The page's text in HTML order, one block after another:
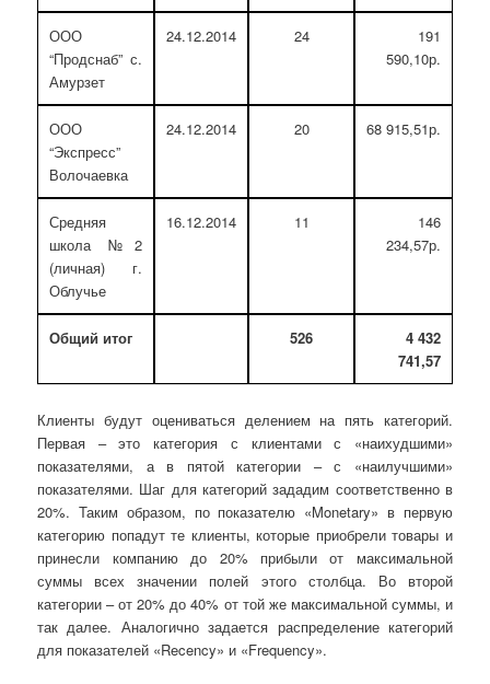
ООО
“Продснаб” с.
Амурзет
24.12.2014 24
191
590,10р.
ООО
“Экспресс”
Волочаевка
24.12.2014 20 68 915,51р.
Средняя
школа №2
(личная) г.
Облучье
16.12.2014 11
146
234,57р.
Общий итог 526
4 432
741,57
Клиенты будут оцениваться делением на пять категорий.
Первая – это категория с клиентами с «наихудшими»
показателями, а в пятой категории – с «наилучшими»
показателями. Шаг для категорий зададим соответственно в
20%. Таким образом, по показателю «Monetary» в первую
категорию попадут те клиенты, которые приобрели товары и
принесли компанию до 20% прибыли от максимальной
суммы всех значении полей этого столбца. Во второй
категории – от 20% до 40% от той же максимальной суммы, и
так далее. Аналогично задается распределение категорий
для показателей «Recency» и «Frequency».